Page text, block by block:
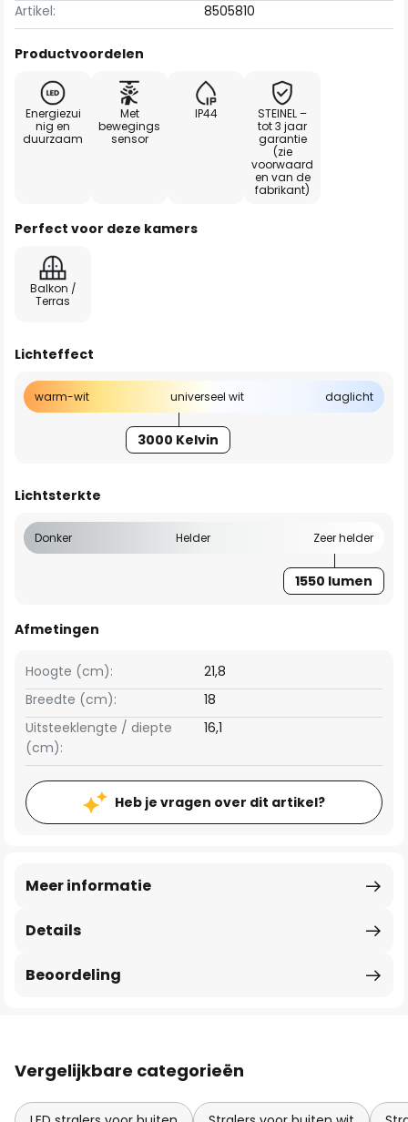
Artikel:
8505810
Productvoordelen
Energiezui
nig en
duurzaam
Met
bewegings
sensor
IP44
STEINEL –
tot 3 jaar
garantie
(zie
voorwaard
en van de
fabrikant)
Perfect voor deze kamers
Balkon /
Terras
Lichteffect
warm-wit universeel wit daglicht
3000 Kelvin
Lichtsterkte
Donker Helder Zeer helder
1550 lumen
Afmetingen
Breedte (cm): 18
Hoogte (cm): 21,8
Uitsteeklengte / diepte
(cm):
16,1
Heb je vragen over dit artikel?
Details
Meer informatie
Beoordeling
Vergelijkbare categorieën